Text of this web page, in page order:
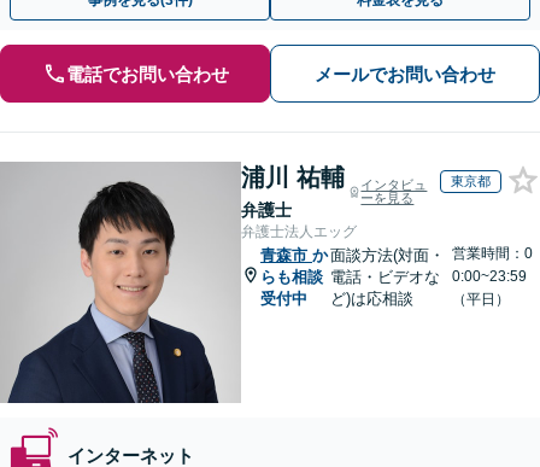
電話でお問い合わせ メールでお問い合わせ
浦川 祐輔
弁護士
インタビュ
ーを見る
東京都
弁護士法人エッグ
青森市 か
らも相談
受付中
面談方法(対面・
電話・ビデオな
ど)は応相談
営業時間：0
0:00~23:59
（平日）
インターネット